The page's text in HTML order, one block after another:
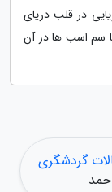
در قلب دریای
سم اسب ها در آن
گردشگری